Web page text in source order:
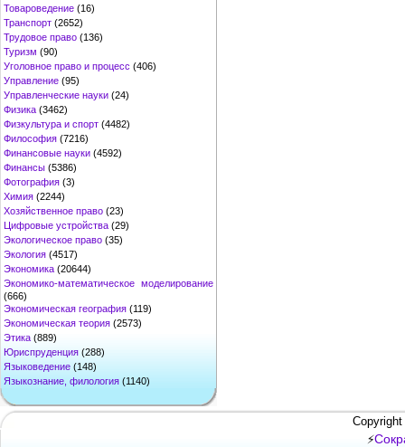
Товароведение (16)
Транспорт (2652)
Трудовое право (136)
Туризм (90)
Уголовное право и процесс (406)
Управление (95)
Управленческие науки (24)
Физика (3462)
Физкультура и спорт (4482)
Философия (7216)
Финансовые науки (4592)
Финансы (5386)
Фотография (3)
Химия (2244)
Хозяйственное право (23)
Цифровые устройства (29)
Экологическое право (35)
Экология (4517)
Экономика (20644)
Экономико-математическое моделирование
(666)
Экономическая география (119)
Экономическая теория (2573)
Этика (889)
Юриспруденция (288)
Языковедение (148)
Языкознание, филология (1140)
⚡